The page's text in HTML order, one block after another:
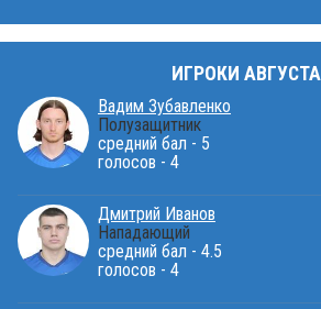
ИГРОКИ АВГУСТА
Вадим Зубавленко
Полузащитник
средний бал - 5
голосов - 4
Дмитрий Иванов
Нападающий
средний бал - 4.5
голосов - 4